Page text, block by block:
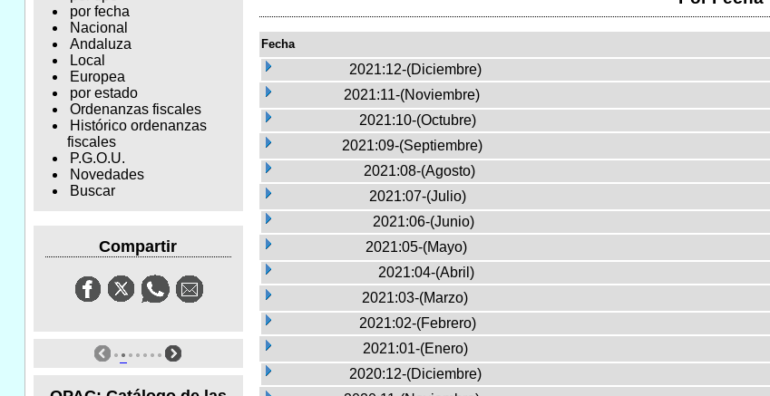
por fecha
Nacional
Andaluza
Local
Europea
por estado
Ordenanzas fiscales
Histórico ordenanzas
fiscales
P.G.O.U.
Novedades
Buscar
Compartir
Fecha
2021:12-(Diciembre)
2021:11-(Noviembre)
2021:10-(Octubre)
2021:09-(Septiembre)
2021:08-(Agosto)
2021:07-(Julio)
2021:06-(Junio)
2021:05-(Mayo)
2021:04-(Abril)
2021:03-(Marzo)
2021:02-(Febrero)
2021:01-(Enero)
2020:12-(Diciembre)